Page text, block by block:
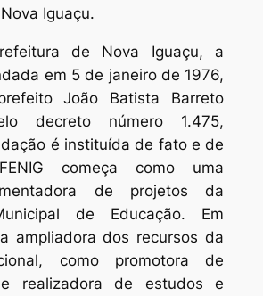
Iguaçu.
de Nova Iguaçu, a
em 5 de janeiro de 1976,
João Batista Barreto
decreto número 1.475,
é instituída de fato e de
começa como uma
de projetos da
de Educação. Em
ampliadora dos recursos da
como promotora de
e realizadora de estudos e